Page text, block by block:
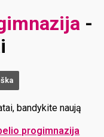
-
bandykite naują
progimnazija